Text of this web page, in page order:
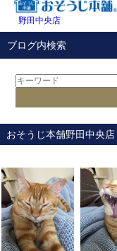
野田中央店
ブログ内検索
おそうじ本舗野田中央